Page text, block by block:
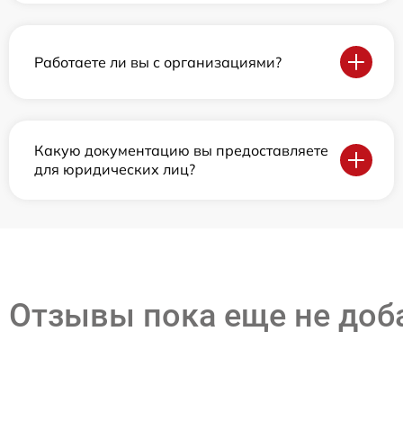
Работаете ли вы с организациями?
Какую документацию вы предоставляете
для юридических лиц?
Отзывы пока еще не